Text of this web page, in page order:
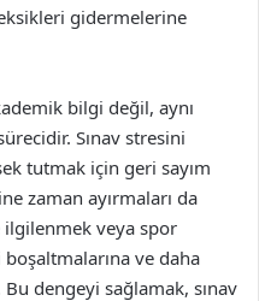
gidermelerine
bilgi değil, aynı
Sınav stresini
tutmak için geri sayım
zaman ayırmaları da
veya spor
ve daha
dengeyi sağlamak, sınav